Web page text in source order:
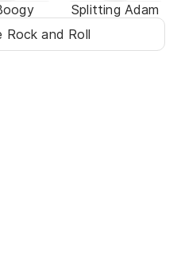
Splitting Adam
Rock and Roll